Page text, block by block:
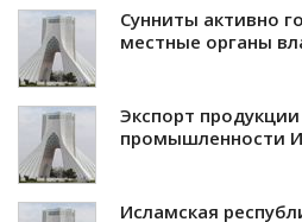
Сунниты активно
местные органы
Экспорт
промышленности
Исламская